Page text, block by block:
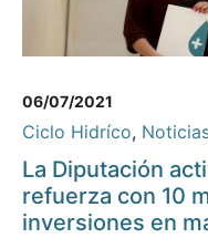
06/07/2021
Ciclo Hidríco,
La Diputación
refuerza con 10
inversiones en